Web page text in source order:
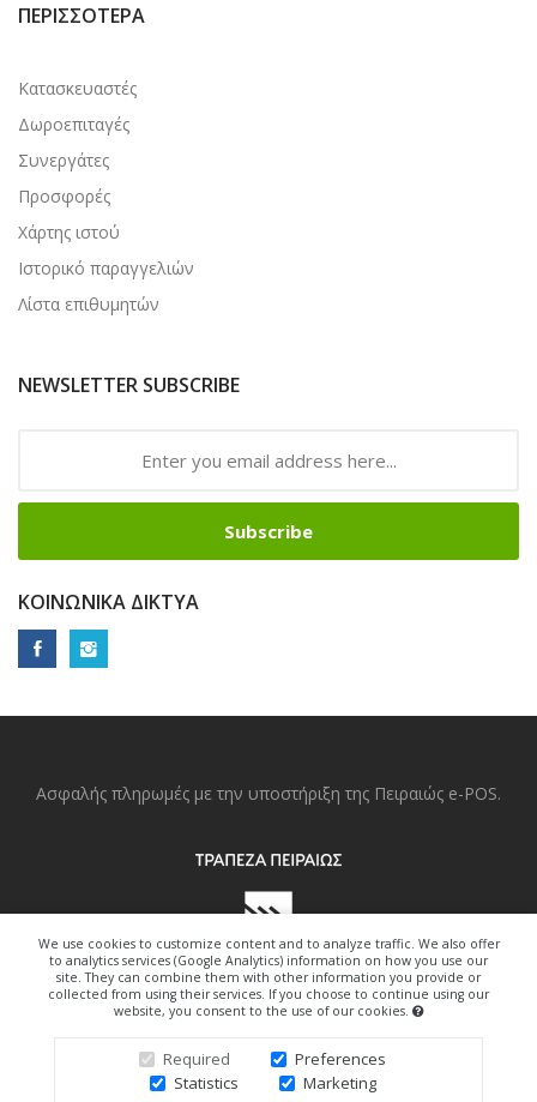
We use cookies to customize content and to analyze traffic. We also offer
to analytics services (Google Analytics) information on how you use our
site. They can combine them with other information you provide or
collected from using their services. If you choose to continue using our
website, you consent to the use of our cookies.
Required
Preferences
Statistics
Marketing
ΠΕΡΙΣΣΌΤΕΡΑ
Κατασκευαστές
Δωροεπιταγές
Συνεργάτες
Προσφορές
Χάρτης ιστού
Ιστορικό παραγγελιών
Λίστα επιθυμητών
NEWSLETTER SUBSCRIBE
Subscribe
ΚΟΙΝΩΝΙΚΆ ΔΊΚΤΥΑ
Ασφαλής πληρωμές με την υποστήριξη της Πειραιώς e-POS.
Copyright © 2022. All Right Reserved.
Design By Freedom-Art.gr